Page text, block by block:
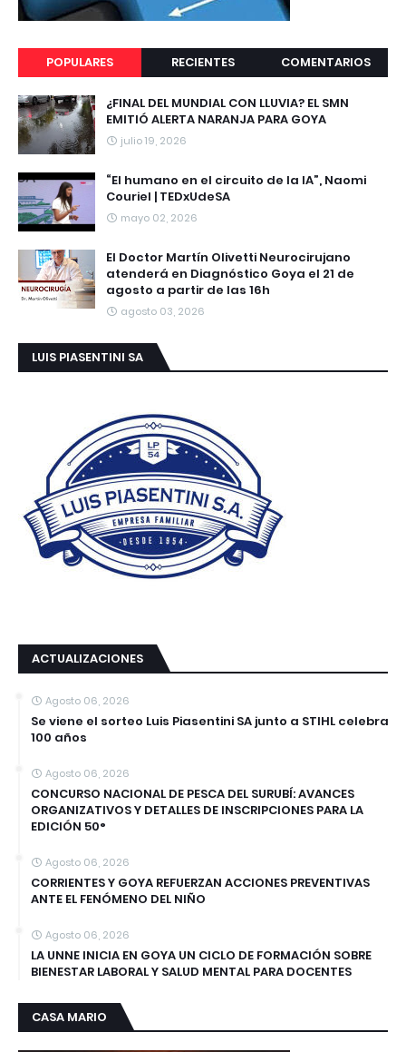
POPULARES RECIENTES COMENTARIOS
¿FINAL DEL MUNDIAL CON LLUVIA? EL SMN
EMITIÓ ALERTA NARANJA PARA GOYA
julio 19, 2026
“El humano en el circuito de la IA”, Naomi
Couriel | TEDxUdeSA
mayo 02, 2026
El Doctor Martín Olivetti Neurocirujano
atenderá en Diagnóstico Goya el 21 de
agosto a partir de las 16h
agosto 03, 2026
LUIS PIASENTINI SA
ACTUALIZACIONES
Agosto 06, 2026
Se viene el sorteo Luis Piasentini SA junto a STIHL celebra
100 años
Agosto 06, 2026
CONCURSO NACIONAL DE PESCA DEL SURUBÍ: AVANCES
ORGANIZATIVOS Y DETALLES DE INSCRIPCIONES PARA LA
EDICIÓN 50°
Agosto 06, 2026
CORRIENTES Y GOYA REFUERZAN ACCIONES PREVENTIVAS
ANTE EL FENÓMENO DEL NIÑO
Agosto 06, 2026
LA UNNE INICIA EN GOYA UN CICLO DE FORMACIÓN SOBRE
BIENESTAR LABORAL Y SALUD MENTAL PARA DOCENTES
CASA MARIO